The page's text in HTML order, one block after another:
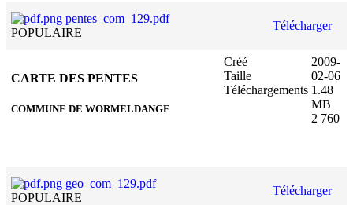
pentes_com_129.pdf
POPULAIRE
Télécharger
CARTE DES PENTES
COMMUNE DE WORMELDANGE
Créé
Taille
Téléchargements
2009-
02-06
1.48
MB
2 760
geo_com_129.pdf
POPULAIRE
Télécharger